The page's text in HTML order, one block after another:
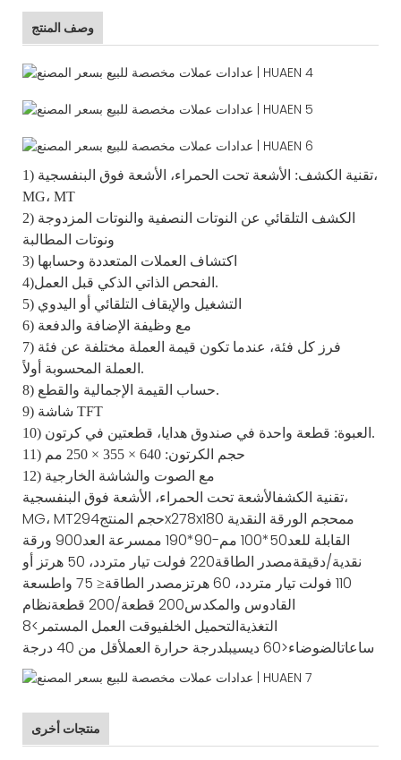
وصف المنتج
1) تقنية الكشف: الأشعة تحت الحمراء، الأشعة فوق البنفسجية،
MG، MT
2) الكشف التلقائي عن النوتات النصفية والنوتات المزدوجة
ونوتات المطالبة
3) اكتشاف العملات المتعددة وحسابها
4)الفحص الذاتي الذكي قبل العمل.
5) التشغيل والإيقاف التلقائي أو اليدوي
6) مع وظيفة الإضافة والدفعة
7) فرز كل فئة، عندما تكون قيمة العملة مختلفة عن فئة
العملة المحسوبة أولاً.
8) حساب القيمة الإجمالية والقطع.
9) شاشة TFT
10) العبوة: قطعة واحدة في صندوق هدايا، قطعتين في كرتون.
11) حجم الكرتون: 640 × 355 × 250 مم
12) مع الصوت والشاشة الخارجية
تقنية الكشفالأشعة تحت الحمراء، الأشعة فوق البنفسجية،
MG، MT
حجم المنتج 294x278x180 ممحجم الورقة النقدية
القابلة للعد50*100 مم-90*190 مم سرعة العد
900 ورقة
نقدية/دقيقةمصدر الطاقة
220 فولت تيار متردد، 50 هرتز أو
110 فولت تيار متردد، 60 هرتز
مصدر الطاقة≤ 75 واط
سعة
القادوس والمكدس200 قطعة/200 قطعة
نظام
التغذيةالتحميل الخلفيوقت العمل المستمر >8
ساعاتالضوضاء<60 ديسيبل درجة حرارة العملأقل من 40 درجة
منتجات أخرى